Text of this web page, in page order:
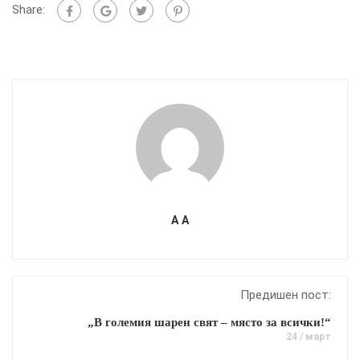
Share:
A A
Предишен пост:
„В големия шарен свят – място за всички!“
24 / март